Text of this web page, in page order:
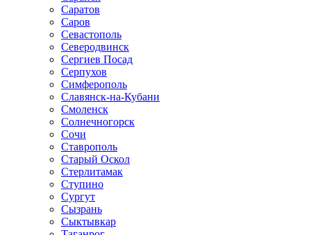
Саратов
Саров
Севастополь
Северодвинск
Сергиев Посад
Серпухов
Симферополь
Славянск-на-Кубани
Смоленск
Солнечногорск
Сочи
Ставрополь
Старый Оскол
Стерлитамак
Ступино
Сургут
Сызрань
Сыктывкар